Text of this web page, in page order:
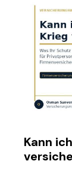
Kann